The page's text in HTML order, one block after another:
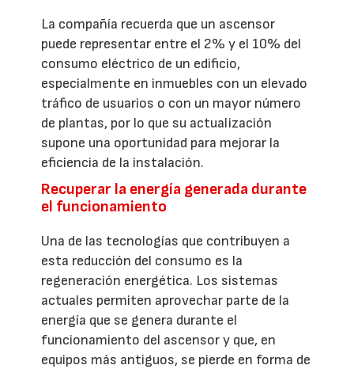
La compañía recuerda que un ascensor
puede representar entre el 2% y el 10% del
consumo eléctrico de un edificio,
especialmente en inmuebles con un elevado
tráfico de usuarios o con un mayor número
de plantas, por lo que su actualización
supone una oportunidad para mejorar la
eficiencia de la instalación.
Recuperar la energía generada durante
el funcionamiento
Una de las tecnologías que contribuyen a
esta reducción del consumo es la
regeneración energética. Los sistemas
actuales permiten aprovechar parte de la
energía que se genera durante el
funcionamiento del ascensor y que, en
equipos más antiguos, se pierde en forma de